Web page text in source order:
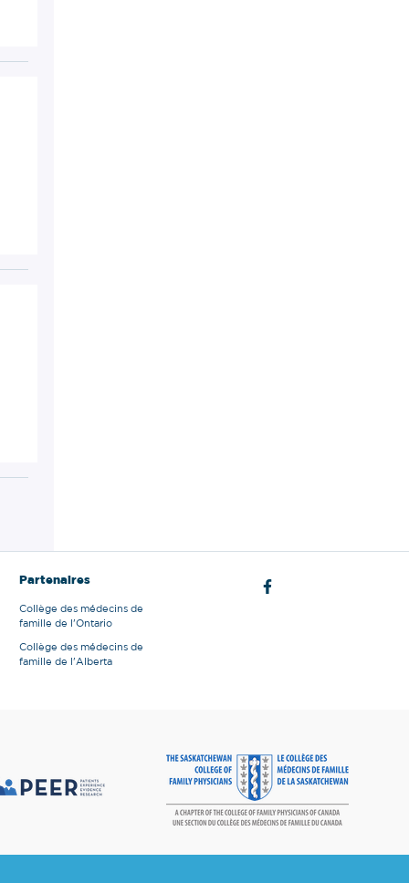
Partenaires
Collège des médecins de
famille de l'Ontario
Collège des médecins de
famille de l'Alberta